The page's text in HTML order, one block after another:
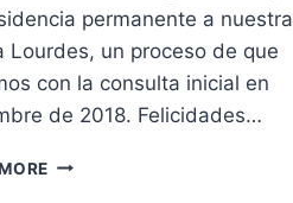
permanente a nuestra
Lourdes, un proceso de que
con la consulta inicial en
de 2018. Felicidades…